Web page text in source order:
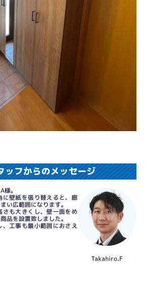
ッフからのメッセージ
。
壁紙を張り替えると、廊
い広範囲になります。
も大きくし、壁一面をめ
品を設置致しました。
工事も最小範囲におさえ
Takahiro.F